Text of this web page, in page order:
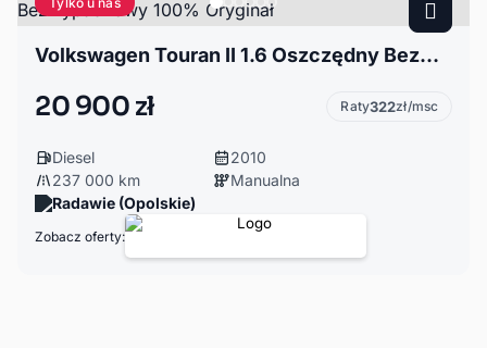
Volkswagen Touran II 1.6 Oszczędny Bezwypadkowy 100% Oryginał
20 900 zł Raty322zł/msc
Diesel
2010
237 000 km
Manualna
Radawie (Opolskie)
Zobacz oferty: